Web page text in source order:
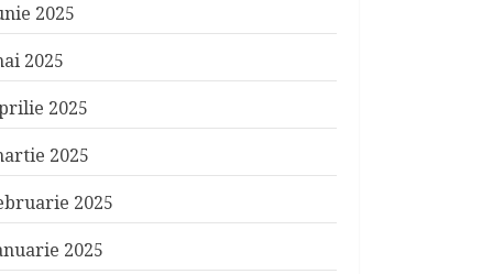
2025
2025
2025
2025
2025
2025